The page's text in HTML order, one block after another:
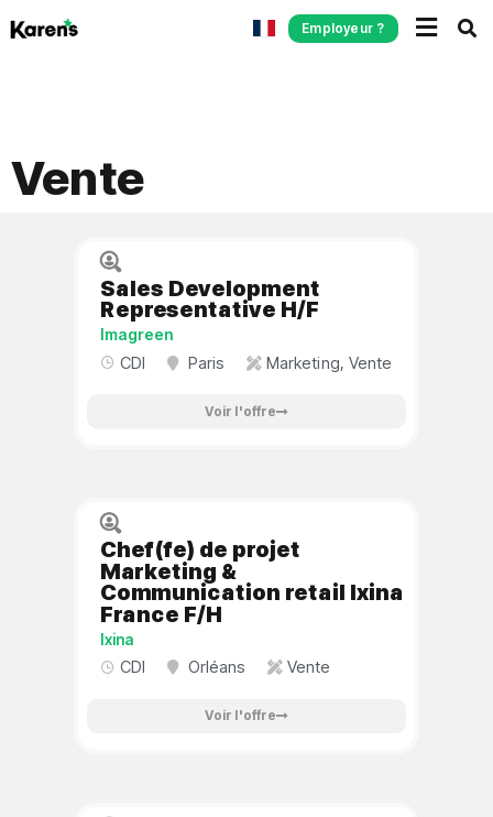
Employeur ?
Vente
Sales Development
Representative H/F
Imagreen
CDI Paris Marketing, Vente
Voir l'offre
Chef(fe) de projet
Marketing &
Communication retail Ixina
France F/H
Ixina
CDI Orléans Vente
Voir l'offre